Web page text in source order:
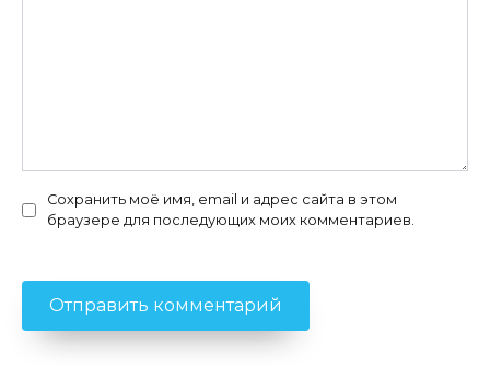
Сохранить моё имя, email и адрес сайта в этом
браузере для последующих моих комментариев.